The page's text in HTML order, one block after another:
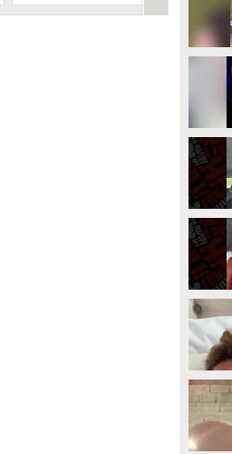
sono stata bene, costretta
altri. A volte è già dentro di noi".